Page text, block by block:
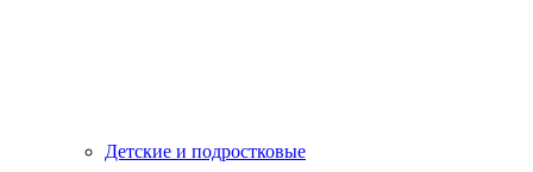
Детские и подростковые